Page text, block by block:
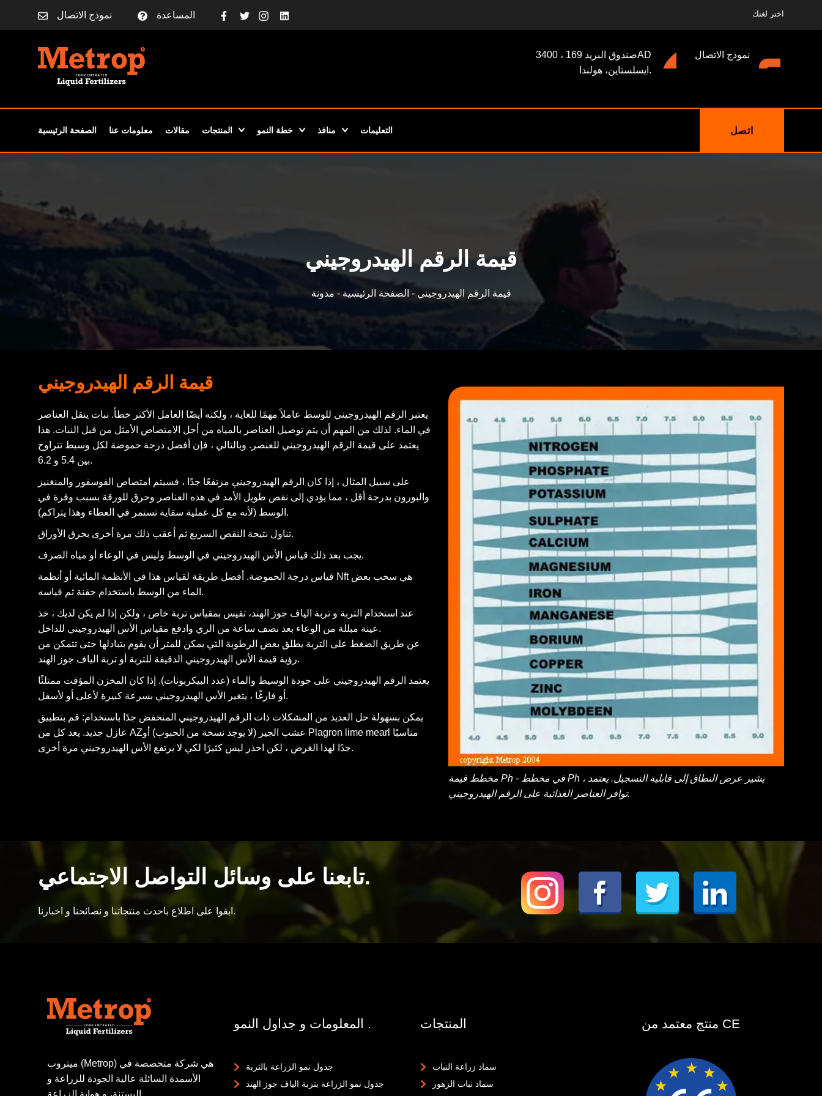
نموذج الاتصال المساعدة اختر لغتك
صندوق البريد 169 ، 3400AD
ايسلستاين، هولندا.
نموذج الاتصال
الصفحة الرئيسية معلومات عنا مقالات المنتجات خطة النمو منافذ التعليمات اتصل
قيمة الرقم الهيدروجيني
الصفحة الرئيسية - مدونة - قيمة الرقم الهيدروجيني
مخطط قيمة Ph - في مخطط Ph ، يشير عرض النطاق إلى قابلية التسجيل. يعتمد
توافر العناصر الغذائية على الرقم الهيدروجيني.
قيمة الرقم الهيدروجيني
يعتبر الرقم الهيدروجيني للوسط عاملاً مهمًا للغاية ، ولكنه أيضًا العامل الأكثر خطأ. نبات ينقل العناصر
في الماء. لذلك من المهم أن يتم توصيل العناصر بالمياه من أجل الامتصاص الأمثل من قبل النبات. هذا
يعتمد على قيمة الرقم الهيدروجيني للعنصر. وبالتالي ، فإن أفضل درجة حموضة لكل وسيط تتراوح
بين 5.4 و 6.2.
على سبيل المثال ، إذا كان الرقم الهيدروجيني مرتفعًا جدًا ، فسيتم امتصاص الفوسفور والمنغنيز
والبورون بدرجة أقل ، مما يؤدي إلى نقص طويل الأمد في هذه العناصر وحرق للورقة بسبب وفرة في
الوسط (لأنه مع كل عملية سقاية تستمر في العطاء وهذا يتراكم).
تناول نتيجة النقص السريع ثم أعقب ذلك مرة أخرى بحرق الأوراق.
يجب بعد ذلك قياس الأس الهيدروجيني في الوسط وليس في الوعاء أو مياه الصرف.
قياس درجة الحموضة. أفضل طريقة لقياس هذا في الأنظمة المائية أو أنظمة Nft هي سحب بعض
الماء من الوسط باستخدام حقنة ثم قياسه.
عند استخدام التربة و تربة الياف جوز الهند، تقيس بمقياس تربة خاص ، ولكن إذا لم يكن لديك ، خذ
عينة مبللة من الوعاء بعد نصف ساعة من الري وادفع مقياس الأس الهيدروجيني للداخل.
عن طريق الضغط على التربة يطلق بعض الرطوبة التي يمكن للمتر أن يقوم بتبادلها حتى تتمكن من
رؤية قيمة الأس الهيدروجيني الدقيقة للتربة أو تربة الياف جوز الهند.
يعتمد الرقم الهيدروجيني على جودة الوسيط والماء (عدد البيكربونات). إذا كان المخزن المؤقت ممتلئًا
أو فارغًا ، يتغير الأس الهيدروجيني بسرعة كبيرة لأعلى أو لأسفل.
يمكن بسهولة حل العديد من المشكلات ذات الرقم الهيدروجيني المنخفض جدًا باستخدام: قم بتطبيق
عازل جديد. يعد كل من AZعشب الجير (لا يوجد نسخة من الحبوب) أو Plagron lime mearl مناسبًا
جدًا لهذا الغرض ، لكن احذر ليس كثيرًا لكي لا يرتفع الأس الهيدروجيني مرة أخرى.
تابعنا على وسائل التواصل الاجتماعي.
ابقوا على اطلاع باحدث منتجاتنا و نصائحنا و اخبارنا.
ميتروب (Metrop) هي شركة متخصصة في
الأسمدة السائلة عالية الجودة للزراعة و
المعلومات و جداول النمو .
جدول نمو الزراعة بالتربة
جدول نمو الزراعة بتربة الياف جوز الهند
المنتجات
سماد زراعة النبات
سماد نبات الزهور
منتج معتمد من CE